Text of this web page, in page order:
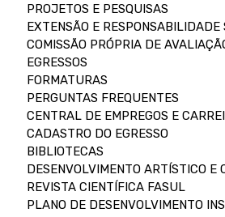
PROJETOS E PESQUISAS
EXTENSÃO E RESPONSABILIDADE
COMISSÃO PRÓPRIA DE
EGRESSOS
FORMATURAS
PERGUNTAS FREQUENTES
CENTRAL DE EMPREGOS E
CADASTRO DO EGRESSO
BIBLIOTECAS
DESENVOLVIMENTO ARTÍSTICO E
REVISTA CIENTÍFICA FASUL
PLANO DE DESENVOLVIMENTO